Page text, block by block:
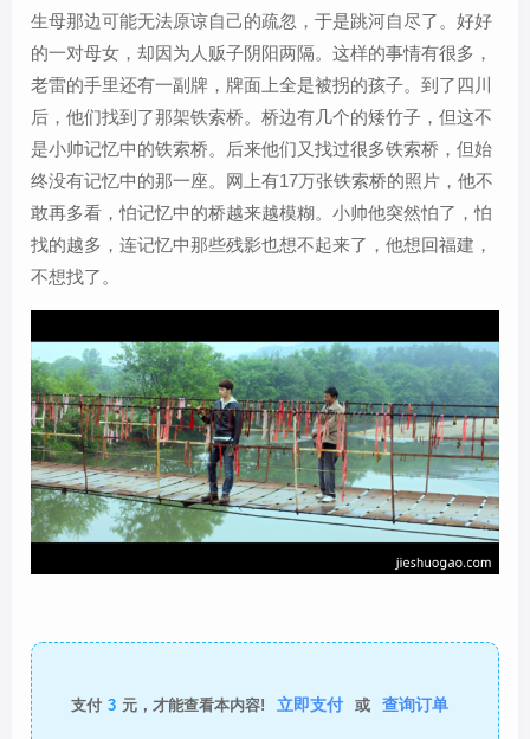
生母那边可能无法原谅自己的疏忽，于是跳河自尽了。好好
的一对母女，却因为人贩子阴阳两隔。这样的事情有很多，
老雷的手里还有一副牌，牌面上全是被拐的孩子。到了四川
后，他们找到了那架铁索桥。桥边有几个的矮竹子，但这不
是小帅记忆中的铁索桥。后来他们又找过很多铁索桥，但始
终没有记忆中的那一座。网上有17万张铁索桥的照片，他不
敢再多看，怕记忆中的桥越来越模糊。小帅他突然怕了，怕
找的越多，连记忆中那些残影也想不起来了，他想回福建，
不想找了。
支付 3 元，才能查看本内容! 立即支付 或 查询订单